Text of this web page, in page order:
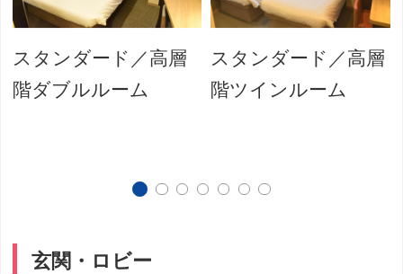
スタンダード／高層
階ダブルルーム
スタンダード／高層
階ツインルーム
玄関・ロビー